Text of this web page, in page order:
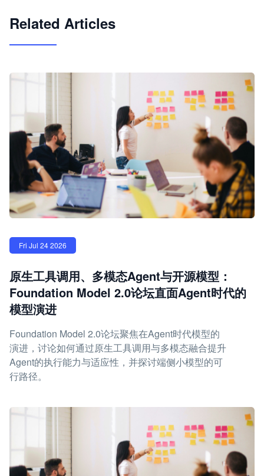
Related Articles
Fri Jul 24 2026
原生工具调用、多模态Agent与开源模型：
Foundation Model 2.0论坛直面Agent时代的
模型演进
Foundation Model 2.0论坛聚焦在Agent时代模型的
演进，讨论如何通过原生工具调用与多模态融合提升
Agent的执行能力与适应性，并探讨端侧小模型的可
行路径。